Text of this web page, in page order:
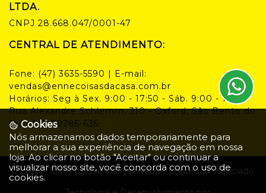
LTDA.
CNPJ 28.668.047/0001-47
CENTRAL DE ATENDIMENTO:
Fone: (47) 3635-5590 | E-mail:
vendas@ennecoisasdacasa.com.br
Horários: Seg à Sex. 9:00 - 17:50 - Sáb. 9:00 - 14:00
Rua Alexandre Schlemm, 310 - Oxford, São Bento do
Sul - SC, 89285-635
©2026- Todos os direitos reservados. Conteúdo licenciado.
Cookies
Nós armazenamos dados temporariamente para
melhorar a sua experiência de navegação em nossa
loja. Ao clicar no botão "Aceitar" ou continuar a
visualizar nosso site, você concorda com o uso de
cookies.